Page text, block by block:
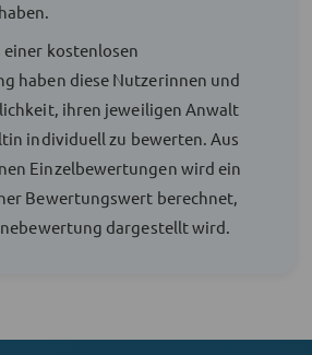
einer kostenlosen
haben diese Nutzerinnen und
ihren jeweiligen Anwalt
individuell zu bewerten. Aus
Einzelbewertungen wird ein
Bewertungswert berechnet,
dargestellt wird.